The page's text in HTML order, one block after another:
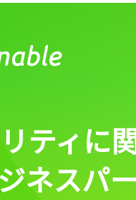
ティに
ネスパ